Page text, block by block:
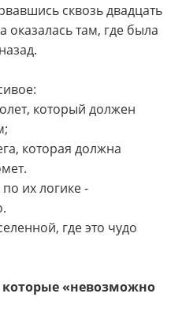
сквозь двадцать
оказалась там, где была
который должен
которая должна
их логике -
где это чудо
«невозможно